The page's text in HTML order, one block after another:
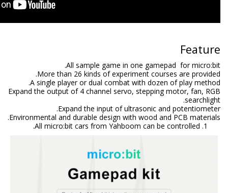
All sample game in
More than 26 kinds of
A single player or dual combat
Expand the output of 4 channel servo,
Expand the input of
Environmental and durable design with
All micro:bit cars from Yahboom